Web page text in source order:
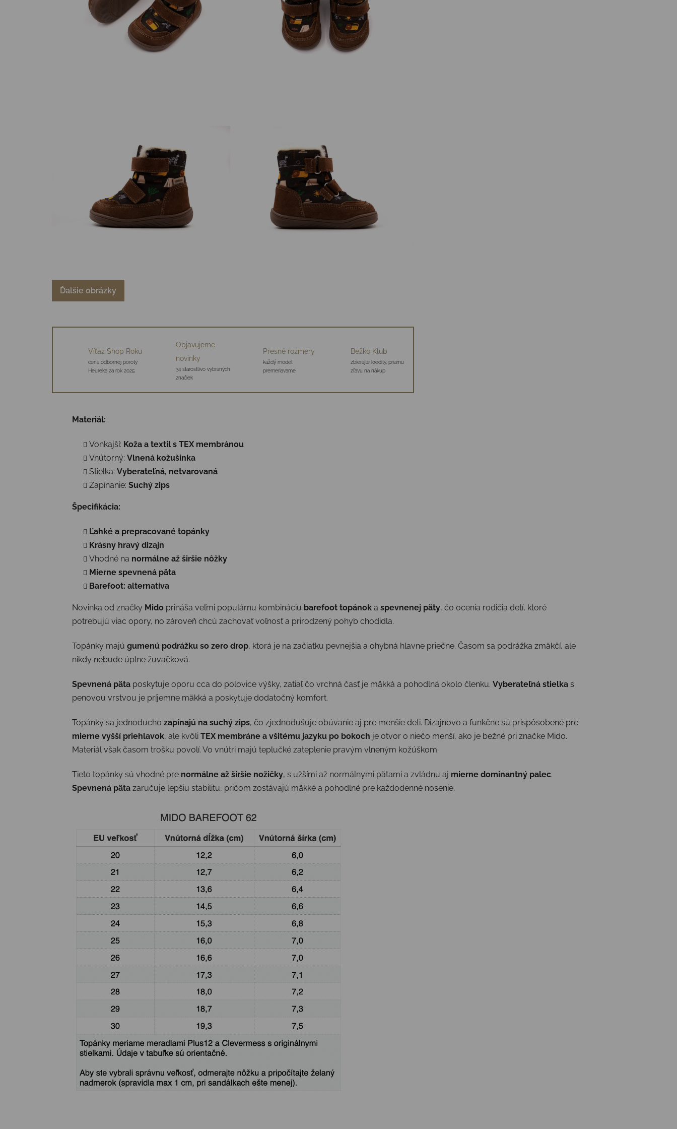
Ďalšie obrázky
Víťaz Shop Roku
cena odbornej poroty
Heureka za rok 2025
Objavujeme
novinky
34 starostlivo vybraných
značiek
Presné rozmery
každý model
premeriavame
Bežko Klub
zbierajte kredity, priamu
zľavu na nákup
Materiál:
Vonkajší: Koža a textil s TEX membránou
Vnútorný: Vlnená kožušinka
Stielka: Vyberateľná, netvarovaná
Zapínanie: Suchý zips
Špecifikácia:
Ľahké a prepracované topánky
Krásny hravý dizajn
Vhodné na normálne až širšie nôžky
Mierne spevnená päta
Barefoot: alternatíva
Novinka od značky Mido prináša veľmi populárnu kombináciu barefoot topánok a spevnenej päty, čo ocenia rodičia detí, ktoré
potrebujú viac opory, no zároveň chcú zachovať voľnosť a prirodzený pohyb chodidla.
Topánky majú gumenú podrážku so zero drop, ktorá je na začiatku pevnejšia a ohybná hlavne priečne. Časom sa podrážka zmäkčí, ale
nikdy nebude úplne žuvačková.
Spevnená päta poskytuje oporu cca do polovice výšky, zatiaľ čo vrchná časť je mäkká a pohodlná okolo členku. Vyberateľná stielka s
penovou vrstvou je príjemne mäkká a poskytuje dodatočný komfort.
Topánky sa jednoducho zapínajú na suchý zips, čo zjednodušuje obúvanie aj pre menšie deti. Dizajnovo a funkčne sú prispôsobené pre
mierne vyšší priehlavok, ale kvôli TEX membráne a všitému jazyku po bokoch je otvor o niečo menší, ako je bežné pri značke Mido.
Materiál však časom trošku povolí. Vo vnútri majú teplučké zateplenie pravým vlneným kožúškom.
Tieto topánky sú vhodné pre normálne až širšie nožičky, s užšími až normálnymi pätami a zvládnu aj mierne dominantný palec.
Spevnená päta zaručuje lepšiu stabilitu, pričom zostávajú mäkké a pohodlné pre každodenné nosenie.